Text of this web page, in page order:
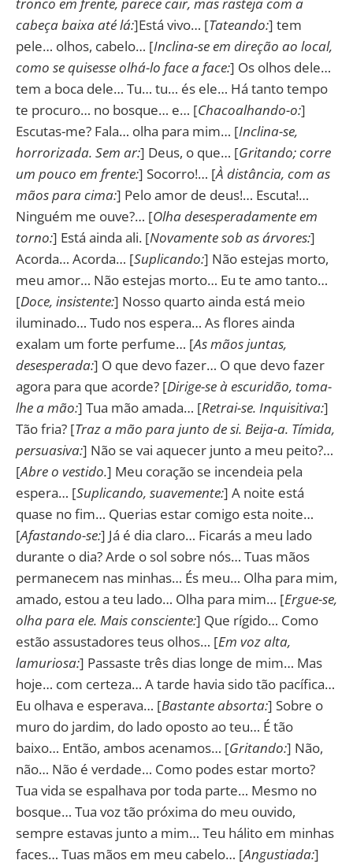
cabeça baixa até lá:]Está vivo… [Tateando:] tem
pele… olhos, cabelo… [Inclina-se em direção ao local,
como se quisesse olhá-lo face a face:] Os olhos dele…
tem a boca dele… Tu… tu… és ele… Há tanto tempo
te procuro… no bosque… e… [Chacoalhando-o:]
Escutas-me? Fala… olha para mim… [Inclina-se,
horrorizada. Sem ar:] Deus, o que… [Gritando; corre
um pouco em frente:] Socorro!… [À distância, com as
mãos para cima:] Pelo amor de deus!… Escuta!…
Ninguém me ouve?… [Olha desesperadamente em
torno:] Está ainda ali. [Novamente sob as árvores:]
Acorda… Acorda… [Suplicando:] Não estejas morto,
meu amor… Não estejas morto… Eu te amo tanto…
[Doce, insistente:] Nosso quarto ainda está meio
iluminado… Tudo nos espera… As flores ainda
exalam um forte perfume… [As mãos juntas,
desesperada:] O que devo fazer… O que devo fazer
agora para que acorde? [Dirige-se à escuridão, toma-
lhe a mão:] Tua mão amada… [Retrai-se. Inquisitiva:]
Tão fria? [Traz a mão para junto de si. Beija-a. Tímida,
persuasiva:] Não se vai aquecer junto a meu peito?…
[Abre o vestido.] Meu coração se incendeia pela
espera… [Suplicando, suavemente:] A noite está
quase no fim… Querias estar comigo esta noite…
[Afastando-se:] Já é dia claro… Ficarás a meu lado
durante o dia? Arde o sol sobre nós… Tuas mãos
permanecem nas minhas… És meu… Olha para mim,
amado, estou a teu lado… Olha para mim… [Ergue-se,
olha para ele. Mais consciente:] Que rígido… Como
estão assustadores teus olhos… [Em voz alta,
lamuriosa:] Passaste três dias longe de mim… Mas
hoje… com certeza… A tarde havia sido tão pacífica…
Eu olhava e esperava… [Bastante absorta:] Sobre o
muro do jardim, do lado oposto ao teu… É tão
baixo… Então, ambos acenamos… [Gritando:] Não,
não… Não é verdade… Como podes estar morto?
Tua vida se espalhava por toda parte… Mesmo no
bosque… Tua voz tão próxima do meu ouvido,
sempre estavas junto a mim… Teu hálito em minhas
faces… Tuas mãos em meu cabelo… [Angustiada:]